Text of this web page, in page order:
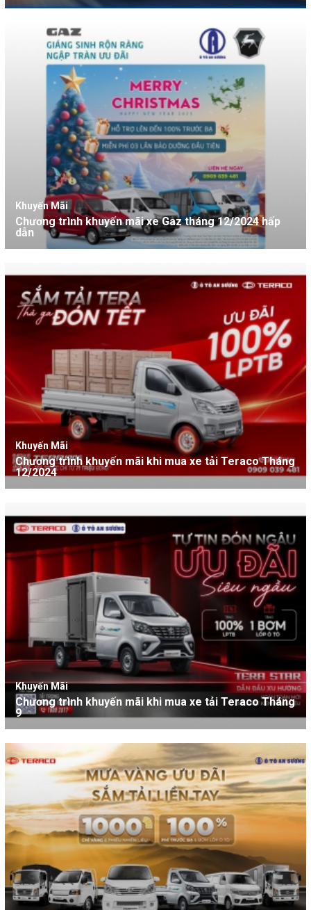
Khuyến Mãi
Chương trình khuyến mãi xe Gaz tháng 12/2024 hấp
dẫn
Khuyến Mãi
Chương trình khuyến mãi khi mua xe tải Teraco Tháng
12/2024
Khuyến Mãi
Chương trình khuyến mãi khi mua xe tải Teraco Tháng
9